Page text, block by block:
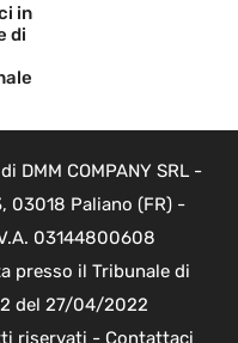
in
di
DMM COMPANY SRL -
03018 Paliano (FR) -
03144800608
presso il Tribunale di
del 27/04/2022
riservati - Contattaci